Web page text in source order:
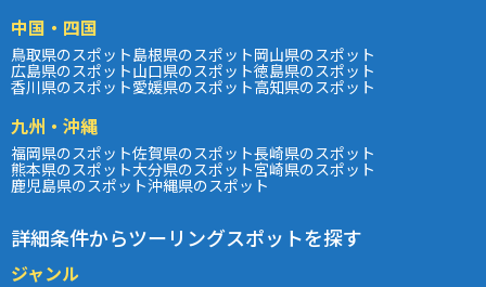
中国・四国
鳥取県のスポット島根県のスポット岡山県のスポット
広島県のスポット山口県のスポット徳島県のスポット
香川県のスポット愛媛県のスポット高知県のスポット
九州・沖縄
福岡県のスポット佐賀県のスポット長崎県のスポット
熊本県のスポット大分県のスポット宮崎県のスポット
鹿児島県のスポット沖縄県のスポット
詳細条件からツーリングスポットを探す
ジャンル